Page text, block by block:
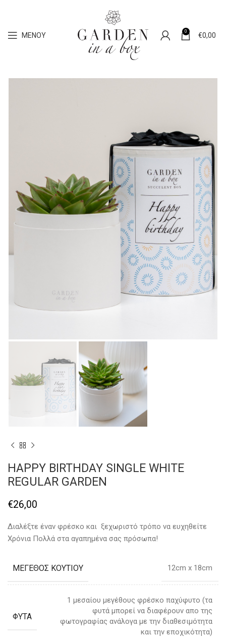
ΜΕΝΟΎ 0 €0,00
HAPPY BIRTHDAY SINGLE WHITE
REGULAR GARDEN
€26,00
Διαλέξτε έναν φρέσκο και ξεχωριστό τρόπο να ευχηθείτε
Χρόνια Πολλά στα αγαπημένα σας πρόσωπα!
ΜΕΓΕΘΟΣ ΚΟΥΤΙΟΥ 12cm x 18cm
ΦΥΤΑ
1 μεσαίου μεγέθους φρέσκο παχύφυτο (τα
φυτά μπορεί να διαφέρουν απο της
φωτογραφίας ανάλογα με την διαθεσιμότητα
και την εποχικότητα)